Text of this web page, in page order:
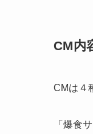
CM内
CMは４
「爆食